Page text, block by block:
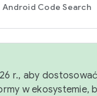
Android Code Search
r., aby
w ekosystemie,